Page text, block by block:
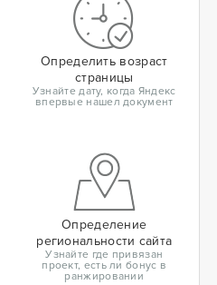
Определить возраст
страницы
Узнайте дату, когда Яндекс
впервые нашел документ
Определение
региональности сайта
Узнайте где привязан
проект, есть ли бонус в
ранжировании